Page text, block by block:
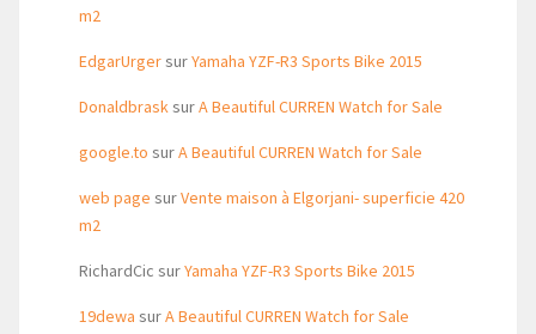
m2
EdgarUrgersurYamaha YZF-R3 Sports Bike 2015
DonaldbrasksurA Beautiful CURREN Watch for Sale
google.to surA Beautiful CURREN Watch for Sale
web page surVente maison à Elgorjani- superficie 420
m2
RichardCic surYamaha YZF-R3 Sports Bike 2015
19dewa surA Beautiful CURREN Watch for Sale